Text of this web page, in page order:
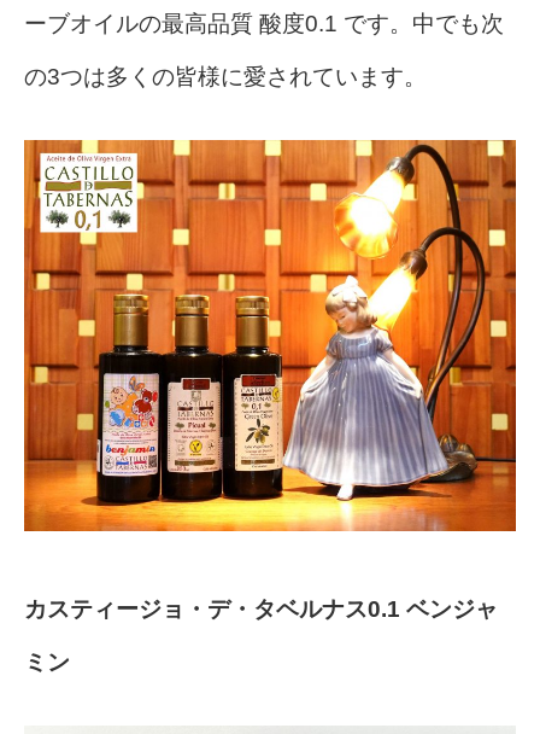
ーブオイルの最高品質 酸度0.1 です。中でも次
の3つは多くの皆様に愛されています。
カスティージョ・デ・タベルナス0.1 ベンジャ
ミン